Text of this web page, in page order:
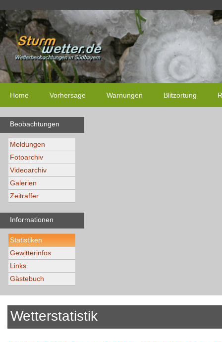
Home Vorhersage Warnungen Blitzortung
Beobachtungen
Meldungen
Fotoarchiv
Videoarchiv
Galerien
Zeitraffer
Informationen
Statistiken
Gewitterinfos
Links
Gästebuch
Wetterstatistik